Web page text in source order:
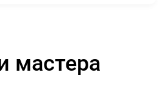
мастера